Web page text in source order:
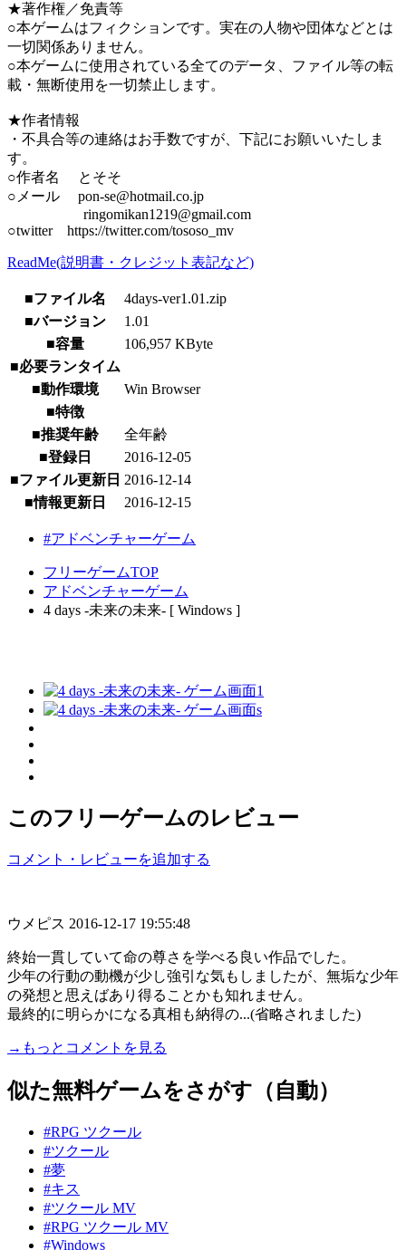
★著作権／免責等
○本ゲームはフィクションです。実在の人物や団体などとは
一切関係ありません。
○本ゲームに使用されている全てのデータ、ファイル等の転
載・無断使用を一切禁止します。
★作者情報
・不具合等の連絡はお手数ですが、下記にお願いいたしま
す。
○作者名 とそそ
○メール pon-se@hotmail.co.jp
ringomikan1219@gmail.com
○twitter https://twitter.com/tososo_mv
ReadMe(説明書・クレジット表記など)
■ファイル名
4days-ver1.01.zip
■バージョン
1.01
■容量
106,957 KByte
■必要ランタイム
■動作環境
Win Browser
■特徴
■推奨年齢
全年齢
■登録日
2016-12-05
■ファイル更新日 2016-12-14
■情報更新日
2016-12-15
#アドベンチャーゲーム
フリーゲームTOP
アドベンチャーゲーム
4 days -未来の未来- [ Windows ]
このフリーゲームのレビュー
コメント・レビューを追加する
ウメピス 2016-12-17 19:55:48
終始一貫していて命の尊さを学べる良い作品でした。
少年の行動の動機が少し強引な気もしましたが、無垢な少年
の発想と思えばあり得ることかも知れません。
最終的に明らかになる真相も納得の...(省略されました)
→もっとコメントを見る
似た無料ゲームをさがす（自動）
#RPG ツクール
#ツクール
#夢
#キス
#ツクール MV
#RPG ツクール MV
#Windows